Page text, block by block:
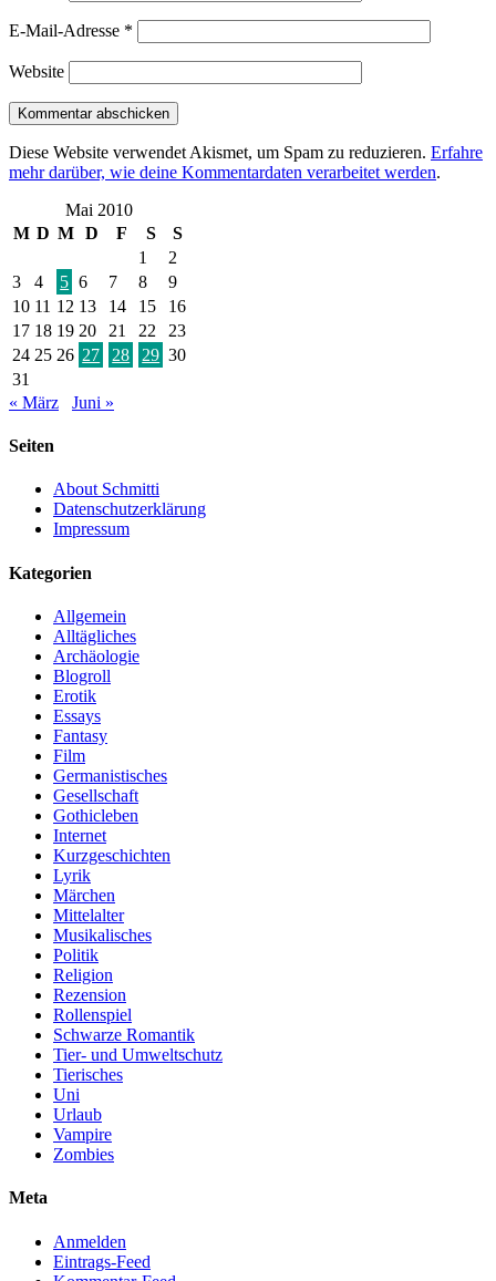
E-Mail-Adresse *
Website
Diese Website verwendet Akismet, um Spam zu reduzieren. Erfahre
mehr darüber, wie deine Kommentardaten verarbeitet werden.
Mai 2010
M D M D F S
S
1
2
3
4 5 6 7 8
9
10 11 12 13 14 15
16
17 18 19 20 21 22
23
24 25 26 27 28 29 30
31
« März
Juni »
Seiten
About Schmitti
Datenschutzerklärung
Impressum
Kategorien
Allgemein
Alltägliches
Archäologie
Blogroll
Erotik
Essays
Fantasy
Film
Germanistisches
Gesellschaft
Gothicleben
Internet
Kurzgeschichten
Lyrik
Märchen
Mittelalter
Musikalisches
Politik
Religion
Rezension
Rollenspiel
Schwarze Romantik
Tier- und Umweltschutz
Tierisches
Uni
Urlaub
Vampire
Zombies
Meta
Anmelden
Eintrags-Feed